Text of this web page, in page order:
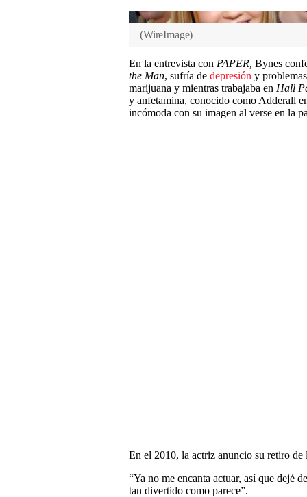
(WireImage)
En la entrevista con PAPER, Bynes
the Man, sufría de depresión y
marijuana y mientras trabajaba en Hall
y anfetamina, conocido como Adderall
incómoda con su imagen al verse en la
En el 2010, la actriz anuncio su retiro de
“Ya no me encanta actuar, así que dejé
tan divertido como parece”.